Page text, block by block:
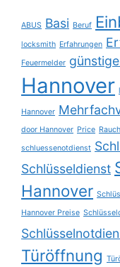
ABUS Basi Beruf
locksmith Erfahrungen
Feuermelder
Hannover
Hannover
door Hannover Price
schluessenotdienst
Schlüsseldienst
Hannover
Hannover Preise
Türöffnung